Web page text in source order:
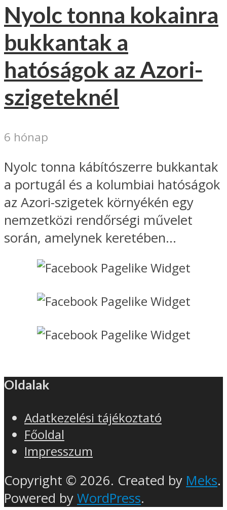
Nyolc tonna kokainra
bukkantak a
hatóságok az Azori-
szigeteknél
6 hónap
Nyolc tonna kábítószerre bukkantak
a portugál és a kolumbiai hatóságok
az Azori-szigetek környékén egy
nemzetközi rendőrségi művelet
során, amelynek keretében...
Oldalak
Adatkezelési tájékoztató
Főoldal
Impresszum
Copyright © 2026. Created by Meks.
Powered by WordPress.